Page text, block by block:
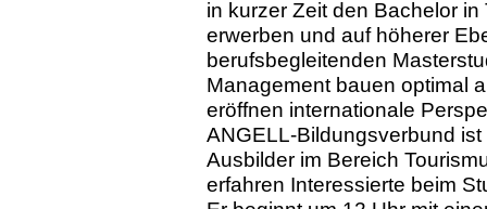
in kurzer Zeit den Bachelor
erwerben und auf höherer
berufsbegleitenden
Management bauen optimal
eröffnen internationale
ANGELL-Bildungsverbund
Ausbilder im Bereich
erfahren Interessierte beim